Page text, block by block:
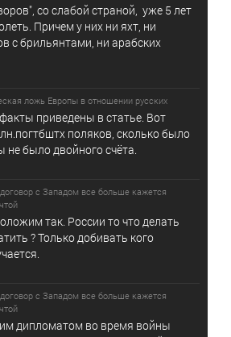
со слабой страной, уже 5 лет
Причем у них ни яхт, ни
с брильянтами, ни арабских
ложь Европы в отношении русских
приведены в статье. Вот
поляков, сколько было
не было двойного счёта.
с Западом все больше кажется
так. России то что делать
? Только добивать кого
с Западом все больше кажется
дипломатом во время войны